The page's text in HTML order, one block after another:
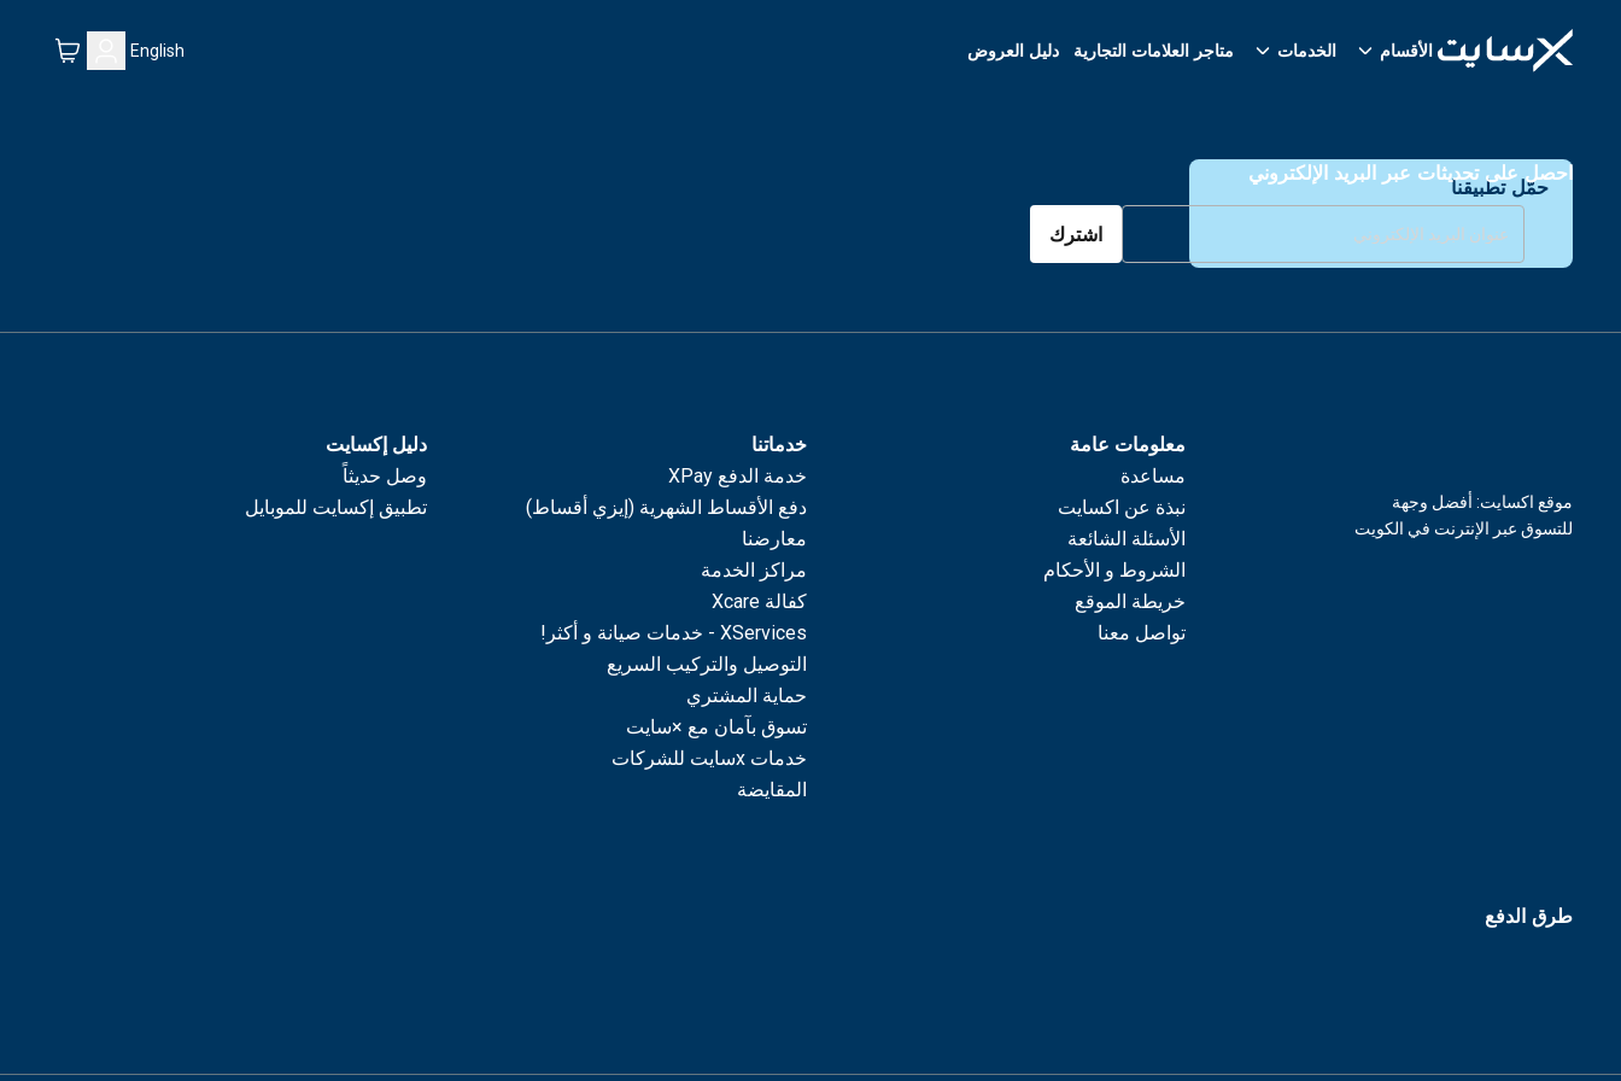
الأقسام الخدمات متاجر العلامات التجارية دليل العروض English
حمّل تطبيقنا
احصل على تحديثات عبر البريد الإلكتروني
اشترك
معلومات عامة
مساعدة
نبذة عن اكسايت
الأسئلة الشائعة
الشروط و الأحكام
خريطة الموقع
تواصل معنا
خدماتنا
خدمة الدفع XPay
دفع الأقساط الشهرية (إيزي أقساط)
معارضنا
مراكز الخدمة
كفالة Xcare
XServices - خدمات صيانة و أكثر!
التوصيل والتركيب السريع
حماية المشتري
تسوق بآمان مع ×سايت
خدمات xسايت للشركات
المقايضة
دليل إكسايت
وصل حديثاً
تطبيق إكسايت للموبايل
موقع اكسايت: أفضل وجهة
للتسوق عبر الإنترنت في الكويت
طرق الدفع